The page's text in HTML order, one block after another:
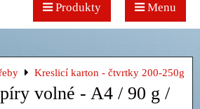
Produkty Menu
Kreslicí karton - čtvrtky 200-250g
volné - A4 / 90 g /